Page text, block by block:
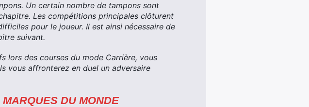
Un certain nombre de tampons sont
Les compétitions principales clôturent
pour le joueur. Il est ainsi nécessaire de
suivant.
lors des courses du mode Carrière, vous
vous affronterez en duel un adversaire
DU MONDE